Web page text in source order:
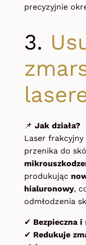
precyzyjnie
3.
📌 Jak działa?
Laser
przenika do
produkując
hialuronowy,
odmłodzenia
✔ Bezpieczna
✔ Redukuje